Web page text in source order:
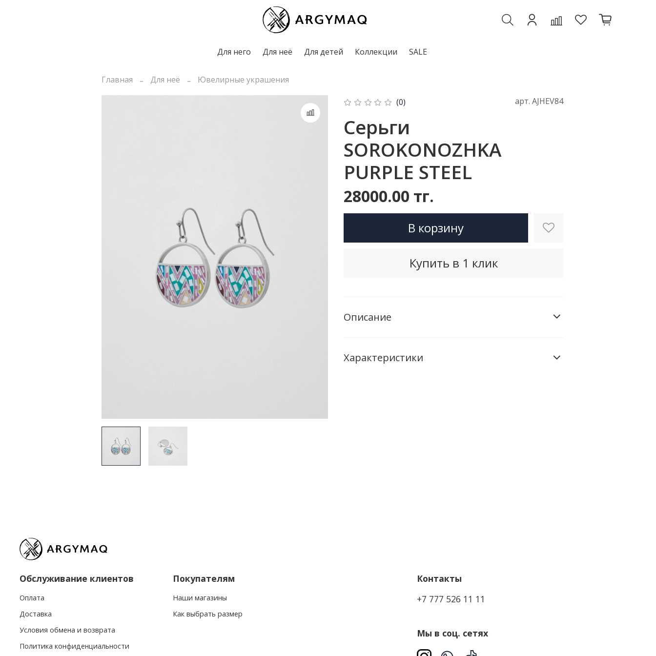
Для него Для неё Для детей Коллекции SALE
Главная Для неё Ювелирные украшения
(0) арт. AJHEV84
Серьги
SOROKONOZHKA
PURPLE STEEL
28000.00 тг.
В корзину
Купить в 1 клик
Описание
Характеристики
Обслуживание клиентов
Оплата
Доставка
Условия обмена и возврата
Политика конфиденциальности
Покупателям
Наши магазины
Как выбрать размер
Контакты
+7 777 526 11 11
Мы в соц. сетях